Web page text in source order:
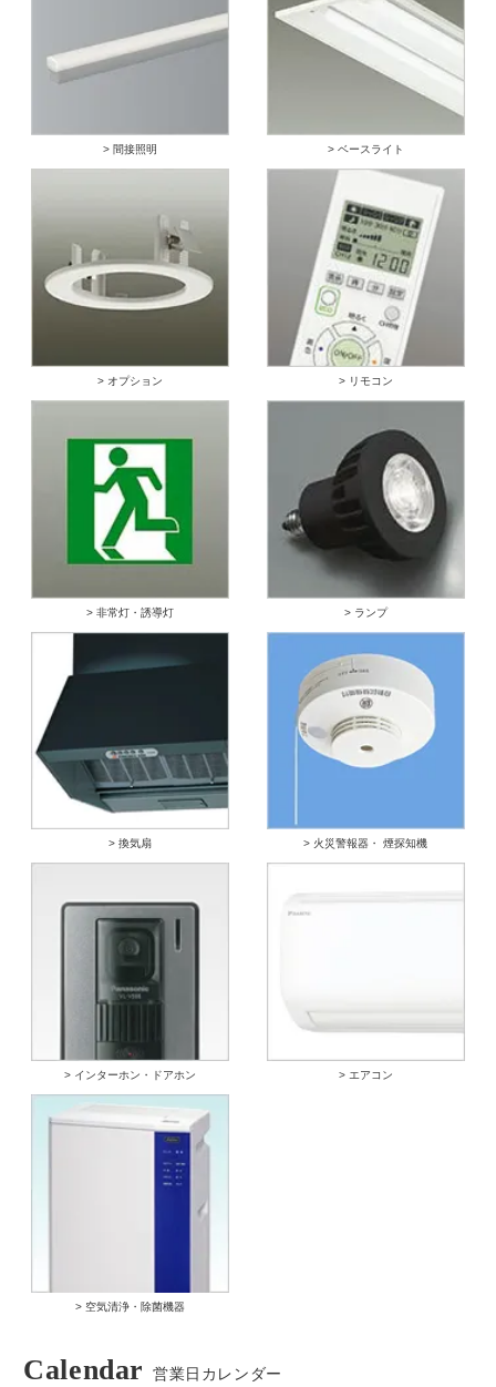
> 間接照明 > ベースライト
> オプション > リモコン
> 非常灯・誘導灯 > ランプ
> 換気扇 > 火災警報器・ 煙探知機
> インターホン・ドアホン > エアコン
> 空気清浄・除菌機器
Calendar 営業日カレンダー